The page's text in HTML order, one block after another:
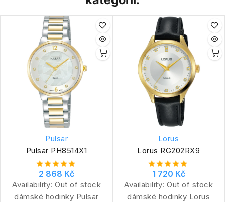
Pulsar
Pulsar PH8514X1
2 868 Kč
Availability: Out of stock
dámské hodinky Pulsar
Lorus
Lorus RG202RX9
1 720 Kč
Availability: Out of stock
dámské hodinky Lorus